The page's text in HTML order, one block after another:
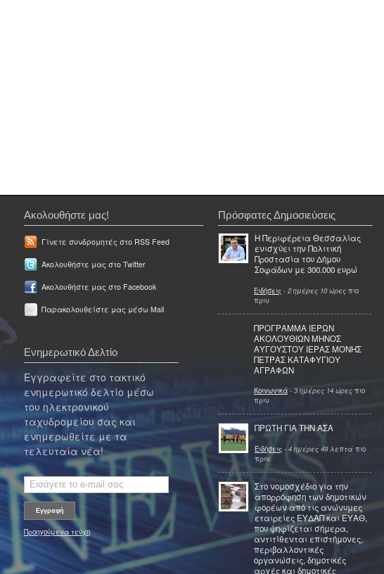
Ακολουθήστε μας!
Γίνετε συνδρομητές στο RSS Feed
Ακολουθήστε μας στο Twitter
Ακολουθήστε μας στο Facebook
Παρακολουθείστε μας μέσω Mail
Ενημερωτικό Δελτίο
Εγγραφείτε στο τακτικό
ενημερωτικό δελτίο μέσω
του ηλεκτρονικού
ταχυδρομείου σας και
ενημερωθείτε με τα
τελευταία νέα!
Προηγούμενα τεύχη
Πρόσφατες Δημοσιεύσεις
Η Περιφέρεια Θεσσαλίας
ενισχύει την Πολιτική
Προστασία του Δήμου
Σοφάδων με 300.000 ευρώ
Ειδήσεις - 2 ημέρες 10 ώρες πιο
πριν
ΠΡΟΓΡΑΜΜΑ ΙΕΡΩΝ
ΑΚΟΛΟΥΘΙΩΝ ΜΗΝΟΣ
ΑΥΓΟΥΣΤΟΥ ΙΕΡΑΣ ΜΟΝΗΣ
ΠΕΤΡΑΣ ΚΑΤΑΦΥΓΙΟΥ
ΑΓΡΑΦΩΝ
Κοινωνικά - 3 ημέρες 14 ώρες πιο
πριν
ΠΡΩΤΗ ΓΙΑ ΤΗΝ ΑΣΑ
Ειδήσεις - 4 ημέρες 49 λεπτά πιο
πριν
Στο νομοσχέδιο για την
απορρόφηση των δημοτικών
φορέων από τις ανώνυμες
εταιρείες ΕΥΔΑΠ και ΕΥΑΘ,
που ψηφίζεται σήμερα,
αντιτίθενται επιστήμονες,
περιβαλλοντικές
οργανώσεις, δημοτικές
αρχές και δημοτικές